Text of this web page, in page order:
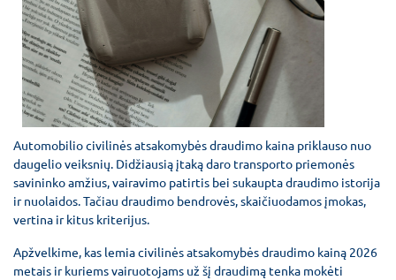
Automobilio civilinės atsakomybės draudimo kaina priklauso nuo
daugelio veiksnių. Didžiausią įtaką daro transporto priemonės
savininko amžius, vairavimo patirtis bei sukaupta draudimo istorija
ir nuolaidos. Tačiau draudimo bendrovės, skaičiuodamos įmokas,
vertina ir kitus kriterijus.
Apžvelkime, kas lemia civilinės atsakomybės draudimo kainą 2026
metais ir kuriems vairuotojams už šį draudimą tenka mokėti